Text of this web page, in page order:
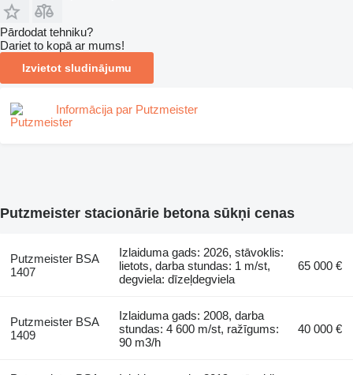
Pārdodat tehniku?
Dariet to kopā ar mums!
Izvietot sludinājumu
Informācija par Putzmeister
Putzmeister stacionārie betona sūkņi cenas
Putzmeister BSA
1407
Izlaiduma gads: 2026, stāvoklis:
lietots, darba stundas: 1 m/st,
degviela: dīzeļdegviela
65 000 €
Putzmeister BSA
1409
Izlaiduma gads: 2008, darba
stundas: 4 600 m/st, ražīgums:
90 m3/h
40 000 €